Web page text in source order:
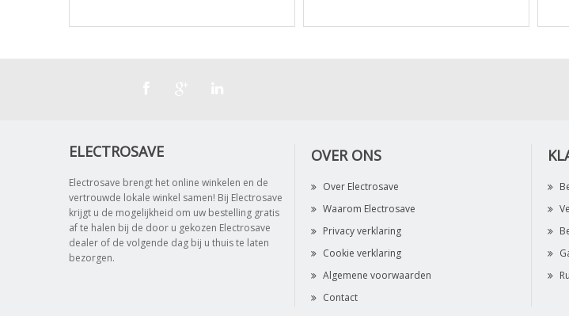
ELECTROSAVE
Electrosave brengt het online winkelen en de
vertrouwde lokale winkel samen! Bij Electrosave
krijgt u de mogelijkheid om uw bestelling gratis
af te halen bij de door u gekozen Electrosave
dealer of de volgende dag bij u thuis te laten
bezorgen.
OVER ONS
Over Electrosave
Waarom Electrosave
Privacy verklaring
Cookie verklaring
Algemene voorwaarden
Contact